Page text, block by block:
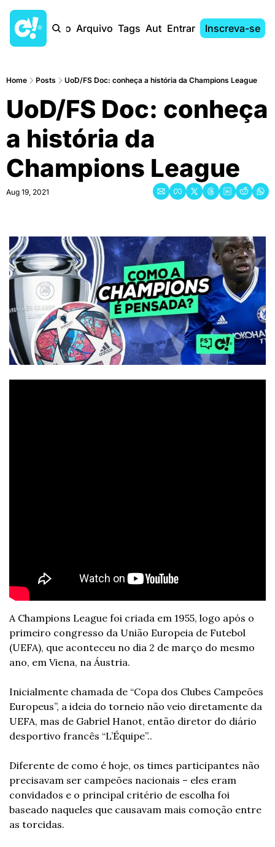
Início Arquivo Tags AutoresEntrar Inscreva-se
Home Posts UoD/FS Doc: conheça a história da Champions League
UoD/FS Doc: conheça
a história da
Champions League
Aug 19, 2021
A Champions League foi criada em 1955, logo após o
primeiro congresso da União Europeia de Futebol
(UEFA), que aconteceu no dia 2 de março do mesmo
ano, em Viena, na Áustria.
Inicialmente chamada de “Copa dos Clubes Campeões
Europeus”, a ideia do torneio não veio diretamente da
UEFA, mas de Gabriel Hanot, então diretor do diário
desportivo francês “L’Équipe”..
Diferente de como é hoje, os times participantes não
precisavam ser campeões nacionais – eles eram
convidados e o principal critério de escolha foi
baseado naqueles que causavam mais comoção entre
as torcidas.